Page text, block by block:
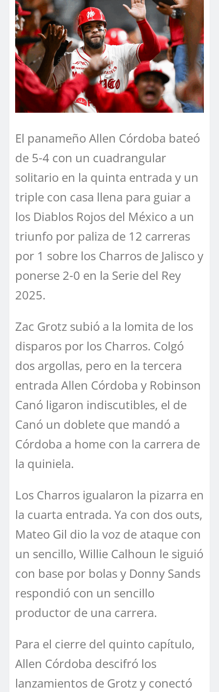
El panameño Allen Córdoba bateó
de 5-4 con un cuadrangular
solitario en la quinta entrada y un
triple con casa llena para guiar a
los Diablos Rojos del México a un
triunfo por paliza de 12 carreras
por 1 sobre los Charros de Jalisco y
ponerse 2-0 en la Serie del Rey
2025.
Zac Grotz subió a la lomita de los
disparos por los Charros. Colgó
dos argollas, pero en la tercera
entrada Allen Córdoba y Robinson
Canó ligaron indiscutibles, el de
Canó un doblete que mandó a
Córdoba a home con la carrera de
la quiniela.
Los Charros igualaron la pizarra en
la cuarta entrada. Ya con dos outs,
Mateo Gil dio la voz de ataque con
un sencillo, Willie Calhoun le siguió
con base por bolas y Donny Sands
respondió con un sencillo
productor de una carrera.
Para el cierre del quinto capítulo,
Allen Córdoba descifró los
lanzamientos de Grotz y conectó